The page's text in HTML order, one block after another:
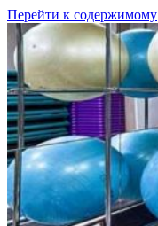
Перейти к содержимому